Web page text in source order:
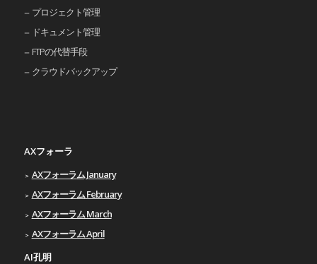
プロジェクト管理
ドキュメント管理
FTPの代替手段
クラウドバックアップ
AXフォーラ
AXフォーラム January
AXフォーラム February
AXフォーラム March
AXフォーラム April
AI孔明